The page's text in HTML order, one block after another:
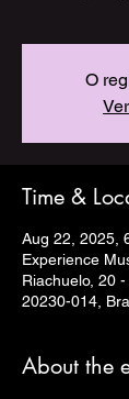
O
Time &
Aug 22, 2025,
Experience
Riachuelo, 20
20230-014,
About the